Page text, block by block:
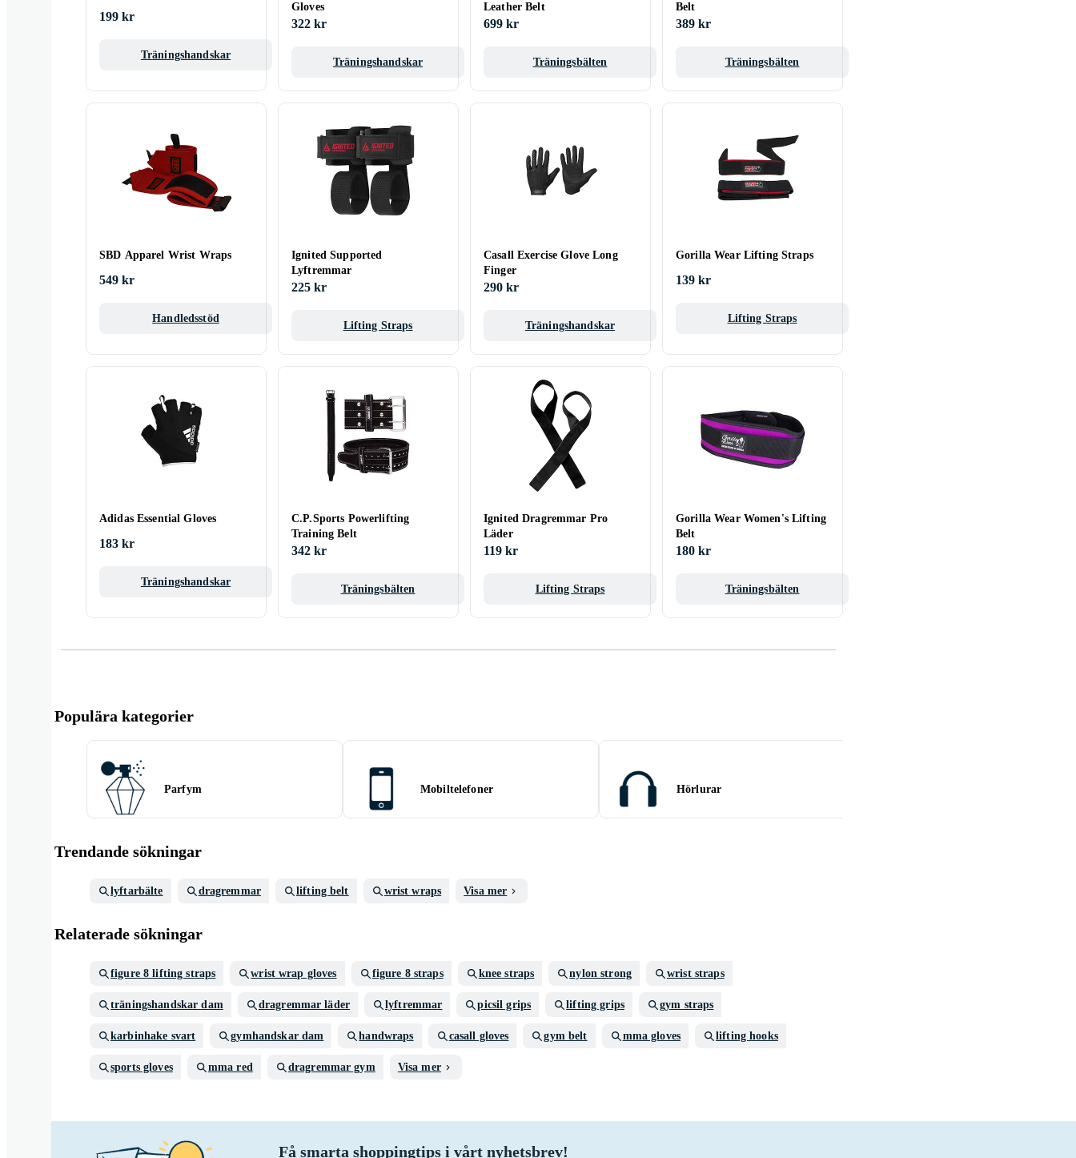
199 kr
Träningshandskar
Gloves
322 kr
Träningshandskar
Leather Belt
699 kr
Träningsbälten
Belt
389 kr
Träningsbälten
SBD Apparel Wrist Wraps
549 kr
Handledsstöd
Ignited Supported
Lyftremmar
225 kr
Lifting Straps
Casall Exercise Glove Long
Finger
290 kr
Träningshandskar
Gorilla Wear Lifting Straps
139 kr
Lifting Straps
Adidas Essential Gloves
183 kr
Träningshandskar
C.P.Sports Powerlifting
Training Belt
342 kr
Träningsbälten
Ignited Dragremmar Pro
Läder
119 kr
Lifting Straps
Gorilla Wear Women's Lifting
Belt
180 kr
Träningsbälten
Populära kategorier
Parfym Mobiltelefoner Hörlurar
Trendande sökningar
lyftarbälte dragremmar lifting belt wrist wraps Visa mer
Relaterade sökningar
figure 8 lifting straps wrist wrap gloves figure 8 straps knee straps nylon strong wrist straps
träningshandskar dam dragremmar läder lyftremmar picsil grips lifting grips gym straps
karbinhake svart gymhandskar dam handwraps casall gloves gym belt mma gloves lifting hooks
sports gloves mma red dragremmar gym Visa mer
Få smarta shoppingtips i vårt nyhetsbrev!